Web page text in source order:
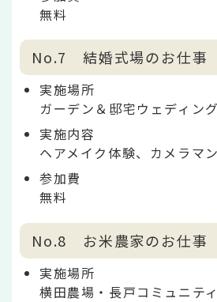
無料
No.7 結婚式場のお仕事
実施場所
ガーデン＆邸宅ウェディン
実施内容
ヘアメイク体験、カメラマ
参加費
無料
No.8 お米農家のお仕事
実施場所
横田農場・長戸コミュニテ